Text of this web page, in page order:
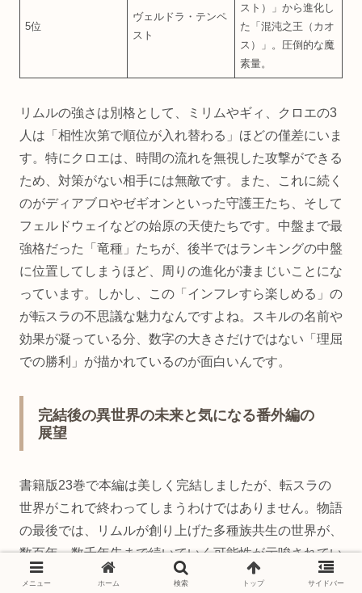
5位
ヴェルドラ・テンペ
スト
スト）」から進化し
た「混沌之王（カオ
ス）」。圧倒的な魔
素量。
リムルの強さは別格として、ミリムやギィ、クロエの3
人は「相性次第で順位が入れ替わる」ほどの僅差にいま
す。特にクロエは、時間の流れを無視した攻撃ができる
ため、対策がない相手には無敵です。また、これに続く
のがディアブロやゼギオンといった守護王たち、そして
フェルドウェイなどの始原の天使たちです。中盤まで最
強格だった「竜種」たちが、後半ではランキングの中盤
に位置してしまうほど、周りの進化が凄まじいことにな
っています。しかし、この「インフレすら楽しめる」の
が転スラの不思議な魅力なんですよね。スキルの名前や
効果が凝っている分、数字の大きさだけではない「理屈
での勝利」が描かれているのが面白いんです。
完結後の異世界の未来と気になる番外編の
展望
書籍版23巻で本編は美しく完結しましたが、転スラの
世界がこれで終わってしまうわけではありません。物語
の最後では、リムルが創り上げた多種族共生の世界が、
数百年、数千年先まで続いていく可能性が示唆されてい
ます。魔国連邦は科学と魔法が融合した高度な文明を築
メニュー ホーム 検索 トップ サイドバー